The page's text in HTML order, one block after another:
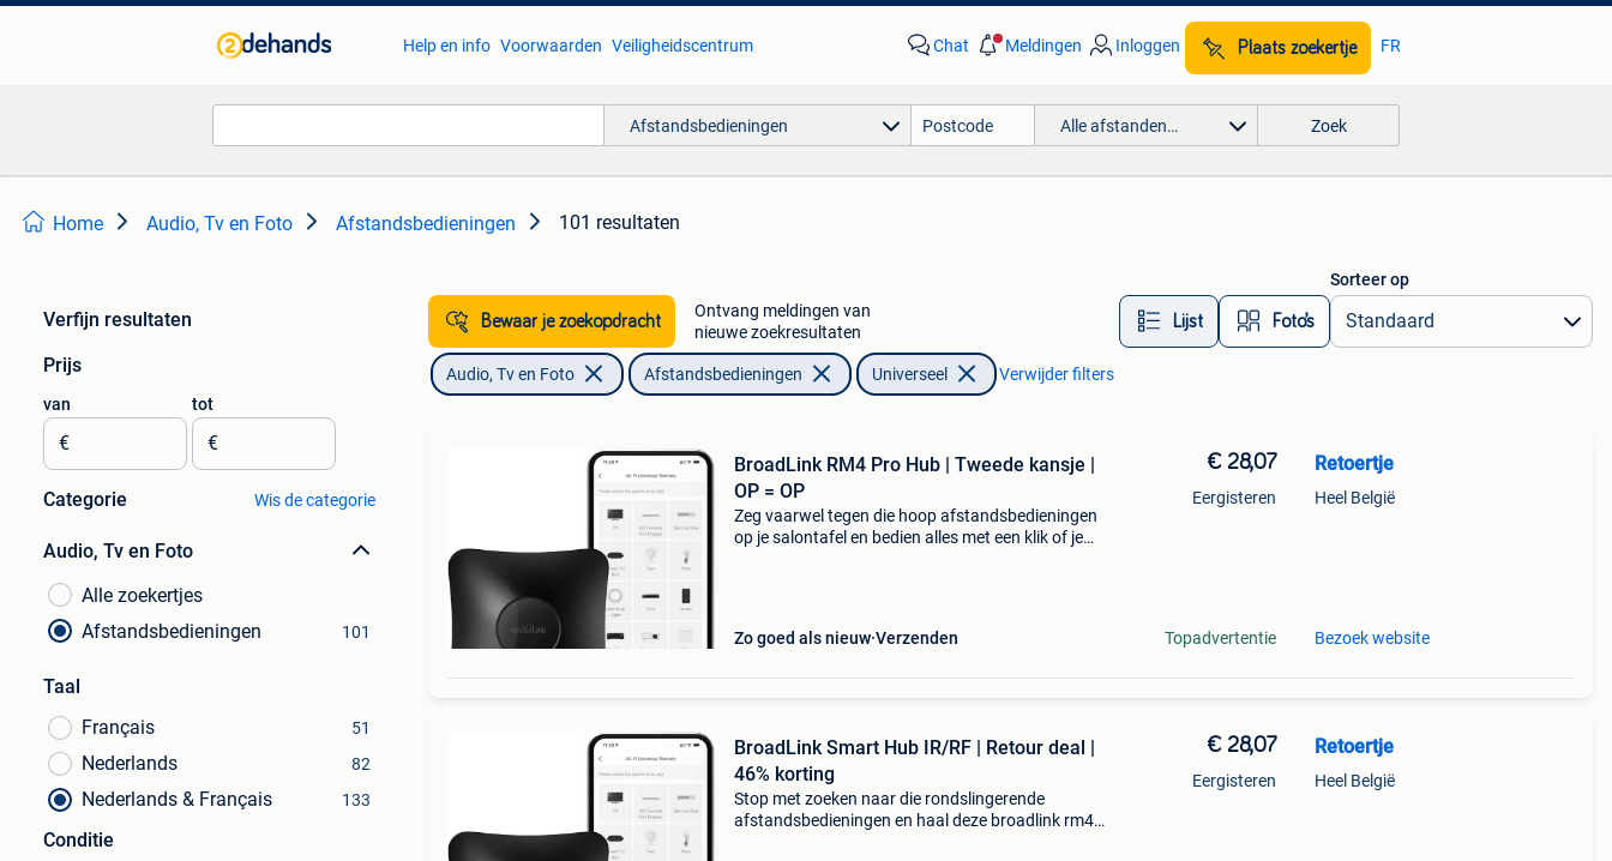
Help en info Voorwaarden Veiligheidscentrum Chat Meldingen Inloggen Plaats zoekertje FR
Afstandsbedieningen Alle afstanden… Zoek
Home Audio, Tv en Foto Afstandsbedieningen 101 resultaten
Verfijn resultaten
Prijs
van
€
tot
€
Categorie Wis de categorie
Audio, Tv en Foto
Alle zoekertjes
Afstandsbedieningen
101
Taal
Français
51
Nederlands 82
Nederlands & Français 133
Conditie
Bewaar je zoekopdracht
Ontvang meldingen van
nieuwe zoekresultaten
Lijst Foto’s
Sorteer op
Audio, Tv en Foto Afstandsbedieningen Universeel Verwijder filters
BroadLink RM4 Pro Hub | Tweede kansje |
OP = OP
Zeg vaarwel tegen die hoop afstandsbedieningen
op je salontafel en bedien alles met een klik of je
Zo goed als nieuw Verzenden
€ 28,07
Eergisteren
Topadvertentie
Retoertje
Heel België
Bezoek website
BroadLink Smart Hub IR/RF | Retour deal |
46% korting
Stop met zoeken naar die rondslingerende
afstandsbedieningen en haal deze broadlink rm4
€ 28,07
Eergisteren
Retoertje
Heel België